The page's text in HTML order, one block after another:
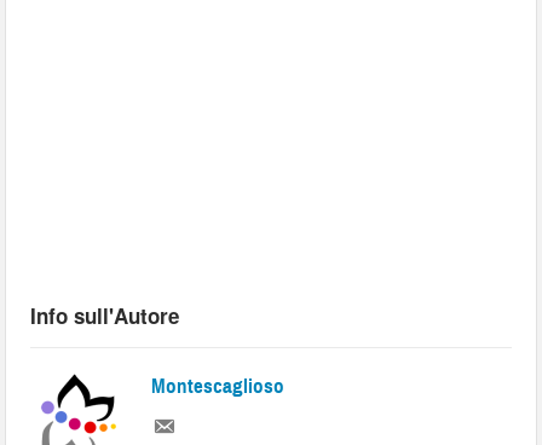
Info sull'Autore
Montescaglioso